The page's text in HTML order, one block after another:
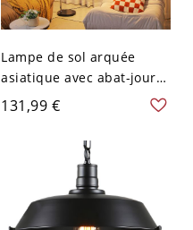
Lampe de sol arquée
asiatique avec abat-jour
en bambou tissé et corps
de lampe en acier
inoxydable - 110 V-120 V
131,99 €